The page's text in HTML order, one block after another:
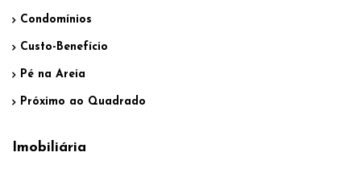
Condomínios
Custo-Benefício
Pé na Areia
Próximo ao Quadrado
Imobiliária